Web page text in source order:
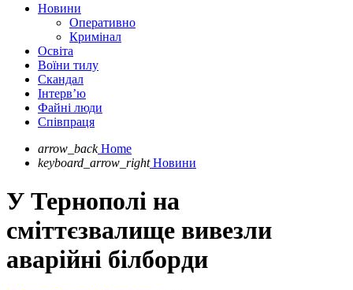
Новини
Оперативно
Кримінал
Освіта
Воїни тилу
Скандал
Інтерв’ю
Файні люди
Співпраця
arrow_back Home
keyboard_arrow_right Новини
У Тернополі на
сміттєзвалище вивезли
аварійні білборди